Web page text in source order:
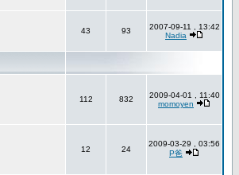
43 93
2007-09-11 , 13:42
Nadia
112 832
2009-04-01 , 11:40
momoyen
12 24
2009-03-29 , 03:56
P爸